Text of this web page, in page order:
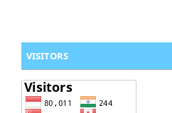
VISITORS